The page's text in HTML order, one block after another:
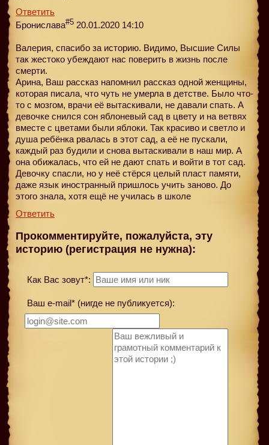
Ответить
Бронислава#5 20.01.2020 14:10
Валерия, спасибо за историю. Видимо, Высшие Силы
так жестоко убеждают нас поверить в жизнь после
смерти.
Арина, Ваш рассказ напомнил рассказ одной женщины,
которая писала, что чуть не умерла в детстве. Было что-
то с мозгом, врачи её вытаскивали, не давали спать. А
девочке снился сон яблоневый сад в цвету и на ветвях
вместе с цветами были яблоки. Так красиво и светло и
душа ребёнка рвалась в этот сад, а её не пускали,
каждый раз будили и снова вытаскивали в наш мир. А
она обижалась, что ей не дают спать и войти в тот сад.
Девочку спасли, но у неё стёрся целый пласт памяти,
даже язык иностранный пришлось учить заново. До
этого знала, хотя ещё не училась в школе
Ответить
Прокомментируйте, пожалуйста, эту
историю (регистрация не нужна):
Как Вас зовут*:
Ваш e-mail* (нигде не публикуется):